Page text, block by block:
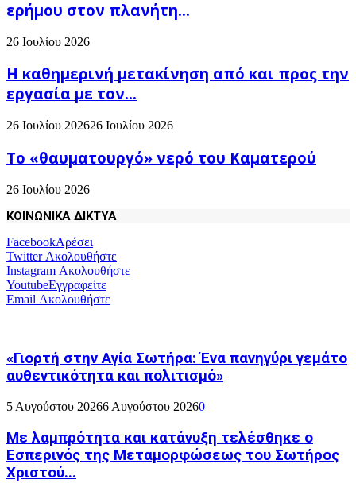
ερήμου στον πλανήτη...
26 Ιουλίου 2026
H καθημερινή μετακίνηση από και προς την
εργασία με τον...
26 Ιουλίου 202626 Ιουλίου 2026
Το «θαυματουργό» νερό του Καματερού
26 Ιουλίου 2026
ΚΟΙΝΩΝΙΚΑ ΔΙΚΤΥΑ
FacebookΑρέσει
TwitterΑκολουθήστε
Instagram Ακολουθήστε
YoutubeΕγγραφείτε
Email Ακολουθήστε
«Γιορτή στην Αγία Σωτήρα: Ένα πανηγύρι γεμάτο
αυθεντικότητα και πολιτισμό»
5 Αυγούστου 20266 Αυγούστου 20260
Με λαμπρότητα και κατάνυξη τελέσθηκε ο
Εσπερινός της Μεταμορφώσεως του Σωτήρος
Χριστού...